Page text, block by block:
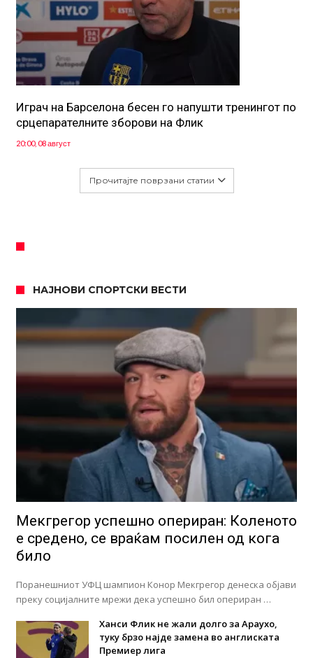
Играч на Барселона бесен го напушти тренингот по
срцепарателните зборови на Флик
20:00, 08 август
Прочитајте поврзани статии
НАЈНОВИ СПОРТСКИ ВЕСТИ
Мекгрегор успешно опериран: Коленото
е средено, се враќам посилен од кога
било
Поранешниот УФЦ шампион Конор Мекгрегор денеска објави
преку социјалните мрежи дека успешно бил опериран …
Ханси Флик не жали долго за Араухо,
туку брзо најде замена во англиската
Премиер лига